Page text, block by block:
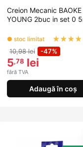
Creion Mecanic BAOKE
YOUNG 2buc in set 0
● stoc limitat ★★★★
10,98 lei -47%
5,78 lei
fără TVA
Adaugă în coș